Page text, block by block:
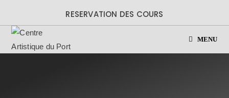
RESERVATION DES COURS
MENU